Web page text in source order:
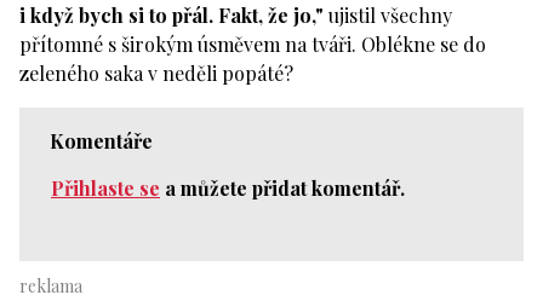
i když bych si to přál. Fakt, že jo," ujistil všechny
přítomné s širokým úsměvem na tváři. Oblékne se do
zeleného saka v neděli popáté?
Komentáře
Přihlaste se a můžete přidat komentář.